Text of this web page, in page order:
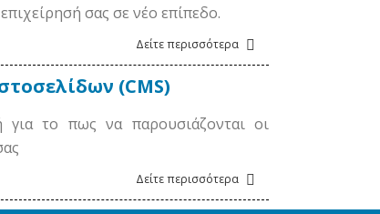
σας σε νέο επίπεδο.
Δείτε περισσότερα
(CMS)
το πως να παρουσιάζονται οι
Δείτε περισσότερα